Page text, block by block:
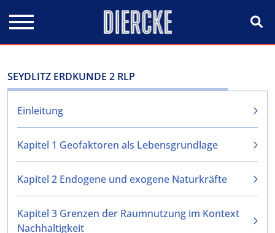
SEYDLITZ ERDKUNDE 2 RLP
Einleitung
Kapitel 1 Geofaktoren als Lebensgrundlage
Kapitel 2 Endogene und exogene Naturkräfte
Kapitel 3 Grenzen der Raumnutzung im Kontext
Nachhaltigkeit